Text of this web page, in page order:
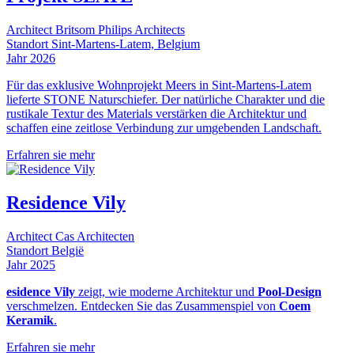
Architect Britsom Philips Architects
Standort Sint-Martens-Latem, Belgium
Jahr 2026
Für das exklusive Wohnprojekt Meers in Sint-Martens-Latem
lieferte STONE Naturschiefer. Der natürliche Charakter und die
rustikale Textur des Materials verstärken die Architektur und
schaffen eine zeitlose Verbindung zur umgebenden Landschaft.
Erfahren sie mehr
Residence Vily
Architect Cas Architecten
Standort België
Jahr 2025
esidence Vily zeigt, wie moderne Architektur und Pool-Design
verschmelzen. Entdecken Sie das Zusammenspiel von Coem
Keramik.
Erfahren sie mehr